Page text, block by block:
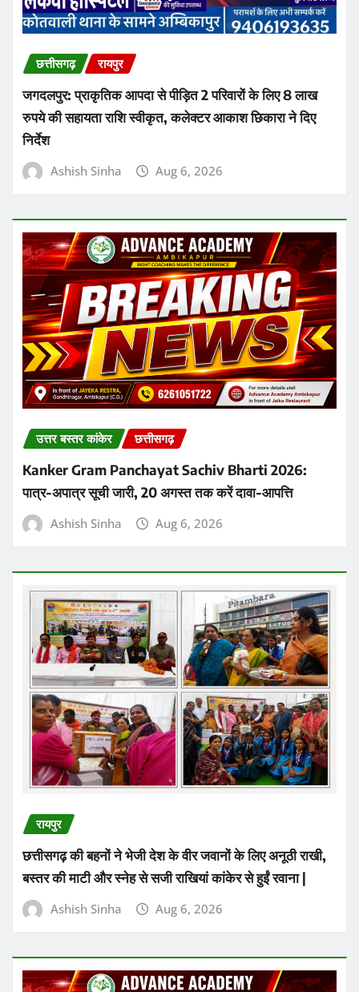
छत्तीसगढ़ रायपुर
जगदलपुर: प्राकृतिक आपदा से पीड़ित 2 परिवारों के लिए 8 लाख
रुपये की सहायता राशि स्वीकृत, कलेक्टर आकाश छिकारा ने दिए
निर्देश
Ashish Sinha Aug 6, 2026
उत्तर बस्तर कांकेर छत्तीसगढ़
Kanker Gram Panchayat Sachiv Bharti 2026:
पात्र-अपात्र सूची जारी, 20 अगस्त तक करें दावा-आपत्ति
Ashish Sinha Aug 6, 2026
रायपुर
छत्तीसगढ़ की बहनों ने भेजी देश के वीर जवानों के लिए अनूठी राखी,
बस्तर की माटी और स्नेह से सजी राखियां कांकेर से हुईं रवाना |
Ashish Sinha Aug 6, 2026